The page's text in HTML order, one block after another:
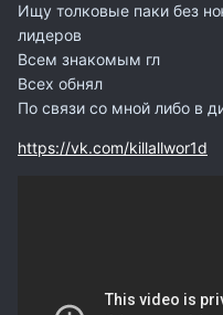
Ищу толковые паки без
лидеров
Всем знакомым гл
Всех обнял
По связи со мной либо в
https://vk.com/killallwor1d